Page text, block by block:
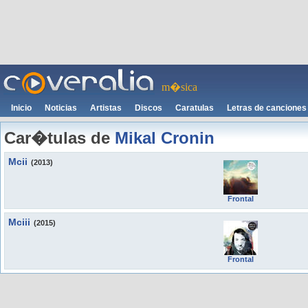
m�sica
Inicio Noticias Artistas Discos Caratulas Letras de canciones
Car�tulas de Mikal Cronin
Mcii (2013)
Frontal
Mciii (2015)
Frontal